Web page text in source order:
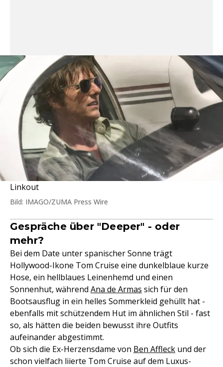
Linkout
Bild: IMAGO/ZUMA Press Wire
Gespräche über "Deeper" - oder
mehr?
Bei dem Date unter spanischer Sonne trägt
Hollywood-Ikone Tom Cruise eine dunkelblaue kurze
Hose, ein hellblaues Leinenhemd und einen
Sonnenhut, während Ana de Armas sich für den
Bootsausflug in ein helles Sommerkleid gehüllt hat -
ebenfalls mit schützendem Hut im ähnlichen Stil - fast
so, als hätten die beiden bewusst ihre Outfits
aufeinander abgestimmt.
Ob sich die Ex-Herzensdame von Ben Affleck und der
schon vielfach liierte Tom Cruise auf dem Luxus-